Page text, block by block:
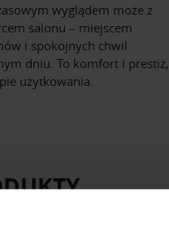
wyglądem może z
salonu – miejscem
i spokojnych chwil
dniu. To komfort i prestiż,
użytkowania.